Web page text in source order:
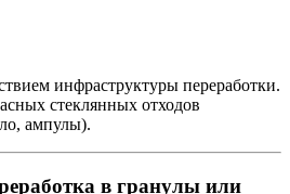
инфраструктуры переработки.
стеклянных отходов
ампулы).
в гранулы или